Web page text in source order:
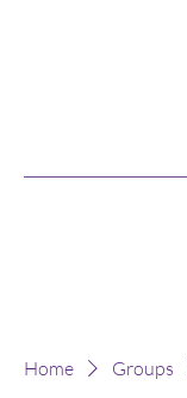
Home Groups